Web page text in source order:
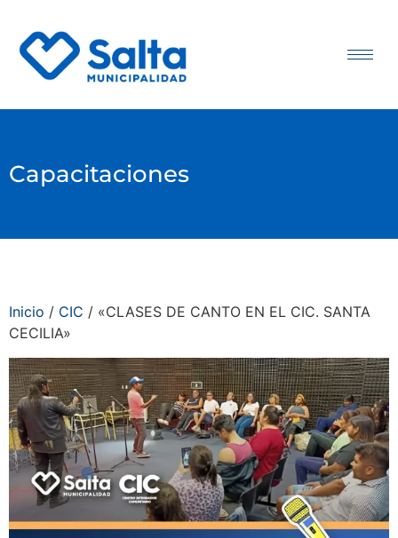
Capacitaciones
Inicio / CIC / «CLASES DE CANTO EN EL CIC. SANTA
CECILIA»